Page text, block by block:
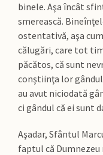
binele. Aşa încât
smerească.
ostentativă, aşa
călugări, care tot
păcătos, că sunt
conştiinţa lor
au avut niciodată
ci gândul că ei sunt
Aşadar, Sfântul
faptul că